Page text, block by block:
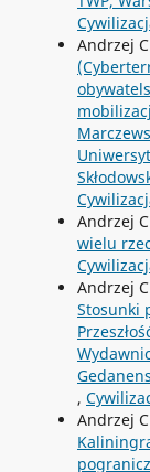
Andrzej
Andrzej
wielu
Andrzej
Stosunki
,
Andrzej